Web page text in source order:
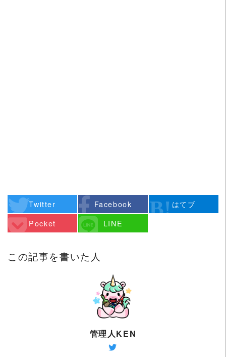
Twitter Facebook
はてブ
Pocket
LINE
この記事を書いた人
管理人KEN